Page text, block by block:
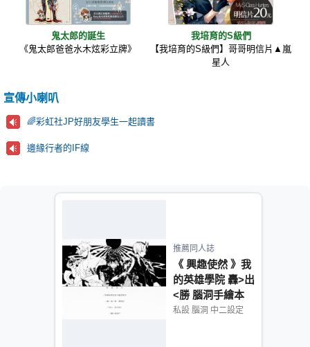
鬼太郎的誕生
《鬼太郎爸爸水木炫彩立牌》
我培育的S級們
【我培育的S級們】哥哥明信片▲嵐
星人
宣傳小喇叭
🌈彩虹社JP好朋友學生一起讀書
邊緣行者的IF線
推薦同人誌
《 興趣使然 》我
的英雄學院 轟>出
<勝 腦洞手繪本
私設 腦洞 中二設定